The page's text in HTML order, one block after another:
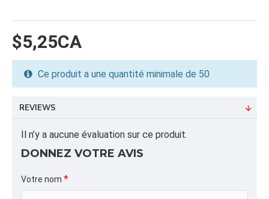
Dimension: 10x14x10
Poids: 24.24
Volume cubique: 0.81 pieds cubes
FORMAT DE PALETTE
Dimension/pallet: 48X40X45
ALPHA
ANSEPLAST,UNI,ANSE,
CATÉGORIE
Sacs Jetables Biodégradables
$5,25CA
Ce produit a une quantité minimale de 50
REVIEWS
Il n’y a aucune évaluation sur ce produit.
DONNEZ VOTRE AVIS
Votre nom